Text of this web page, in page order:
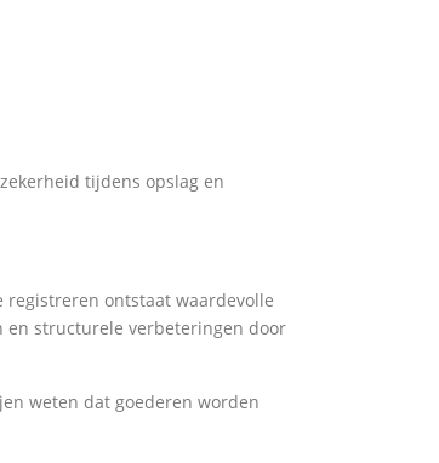
tijdens opslag en
ontstaat waardevolle
en structurele verbeteringen door
weten dat goederen worden